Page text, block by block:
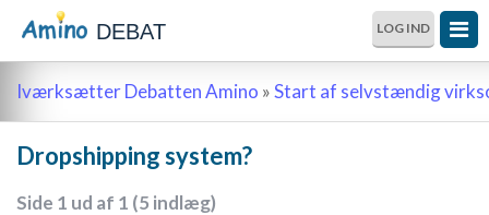
DEBAT LOG IND
Iværksætter Debatten Amino »Start af selvstændig
Dropshipping system?
Side 1 ud af 1 (5 indlæg)